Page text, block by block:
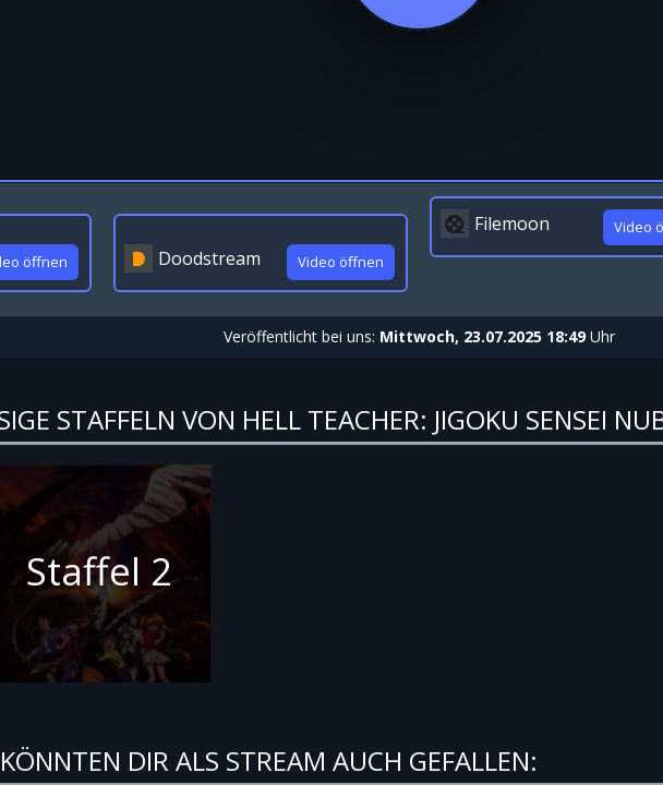
öffnen Doodstream Video öffnen
Filemoon Video
Veröffentlicht bei uns: Mittwoch, 23.07.2025 18:49Uhr
STAFFELN VON HELL TEACHER: JIGOKU SENSEI
Staffel 2
DIR ALS STREAM AUCH GEFALLEN: